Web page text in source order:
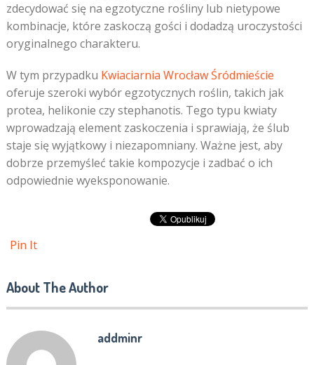
zdecydować się na egzotyczne rośliny lub nietypowe
kombinacje, które zaskoczą gości i dodadzą uroczystości
oryginalnego charakteru.
W tym przypadku Kwiaciarnia Wrocław Śródmieście
oferuje szeroki wybór egzotycznych roślin, takich jak
protea, helikonie czy stephanotis. Tego typu kwiaty
wprowadzają element zaskoczenia i sprawiają, że ślub
staje się wyjątkowy i niezapomniany. Ważne jest, aby
dobrze przemyśleć takie kompozycje i zadbać o ich
odpowiednie wyeksponowanie.
Pin It
About The Author
addminr